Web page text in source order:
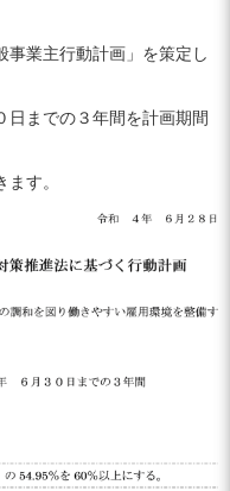
事業主行動計画」を策定し
日までの３年間を計画期間
す。